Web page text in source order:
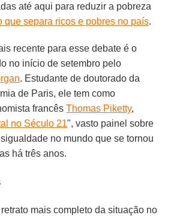
até aqui para reduzir a pobreza
que separa ricos e pobres no país.
recente para esse debate é o
no início de setembro pelo
. Estudante de doutorado da
de Paris, ele tem como
francêsThomas Piketty,
no Século 21", vasto painel sobre
no mundo que se tornou
há três anos.
mais completo da situação no